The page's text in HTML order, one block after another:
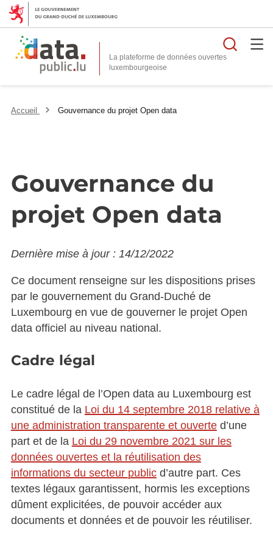
La plateforme de données ouvertes
Accueil Gouvernance du projet Open data
Gouvernance du
projet Open data
Dernière mise à jour : 14/12/2022
Ce document renseigne sur les dispositions prises
par le gouvernement du Grand-Duché de
Luxembourg en vue de gouverner le projet Open
data officiel au niveau national.
Cadre légal
Le cadre légal de l’Open data au Luxembourg est
constitué de la Loi du 14 septembre 2018 relative à
une administration transparente et ouverted’une
part et de la Loi du 29 novembre 2021 sur les
données ouvertes et la réutilisation des
informations du secteur publicd’autre part. Ces
textes légaux garantissent, hormis les exceptions
dûment explicitées, de pouvoir accéder aux
documents et données et de pouvoir les réutiliser.